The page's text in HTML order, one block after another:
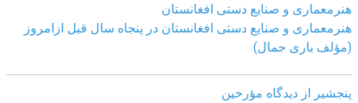
هنرمعماری و صنایع دستی افغانستان
هنرمعماری و صنایع دستی افغانستان در پنجاه سال قبل ازامروز
(مؤلف باری جمال)
پنجشیر از دیدگاه مؤرخین